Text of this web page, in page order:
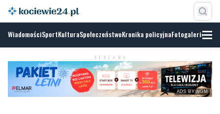
WiadomościSportKulturaSpołeczeństwoKronika policyjnaFotogalerie
REKLAMA
ADS BY NGM